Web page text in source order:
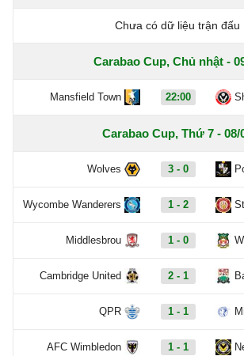
Chưa có dữ liệu trận đấu
Carabao Cup, Chủ nhật -
Mansfield Town 22:00
Carabao Cup, Thứ 7 - 08/
Wolves 3 - 0
Wycombe Wanderers 1 - 2
Middlesbrou 1 - 0
Cambridge United 2 - 1
QPR 1 - 1
AFC Wimbledon 1 - 1